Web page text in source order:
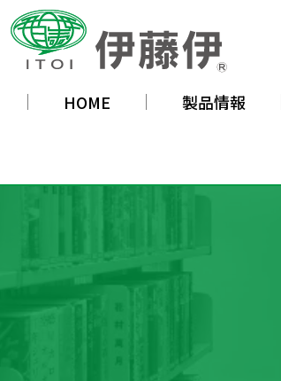
HOME
製品情報